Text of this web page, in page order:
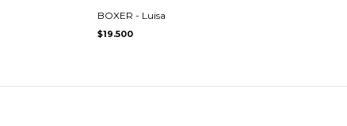
BOXER - Luisa
$19.500